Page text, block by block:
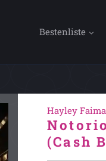
Bestenliste
Hayley
(Cash